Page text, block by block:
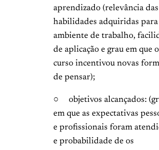
aprendizado (relevância das
habilidades adquiridas
ambiente de trabalho,
de aplicação e grau em que o
curso incentivou novas
de pensar);
○ objetivos alcançados:
em que as expectativas
e profissionais foram
e probabilidade de os